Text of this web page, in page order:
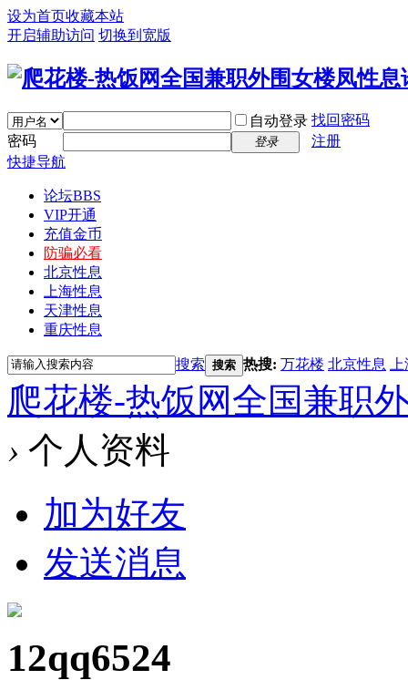
设为首页收藏本站
开启辅助访问 切换到宽版
自动登录 找回密码
密码
登录
注册
快捷导航
论坛BBS
VIP开通
充值金币
防骗必看
北京性息
上海性息
天津性息
重庆性息
搜索 搜索 热搜: 万花楼 北京性息
爬花楼-热饭网全国兼职
› 个人资料
加为好友
发送消息
12qq6524